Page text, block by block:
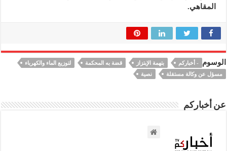
المقاهي.
الوسوم - أخباركم بتهمة الإبتزاز قضة به المحكمة
لتوزيع الماء والكهرباء
مسؤل عن وكالة مستقلة
نصية
عن أخباركم